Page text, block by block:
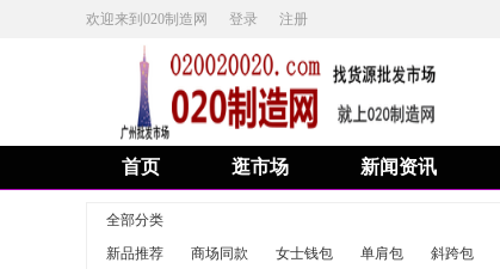
欢迎来到020制造网 登录 注册
首页 逛市场 新闻资讯
全部分类
新品推荐
商场同款 女士钱包 单肩包 斜跨包